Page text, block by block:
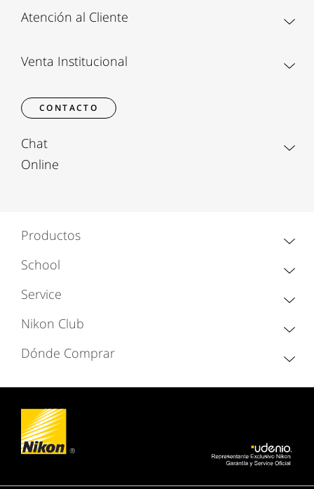
Atención al Cliente
Venta Institucional
CONTACTO
Chat
Online
Productos
School
Service
Nikon Club
Dónde Comprar